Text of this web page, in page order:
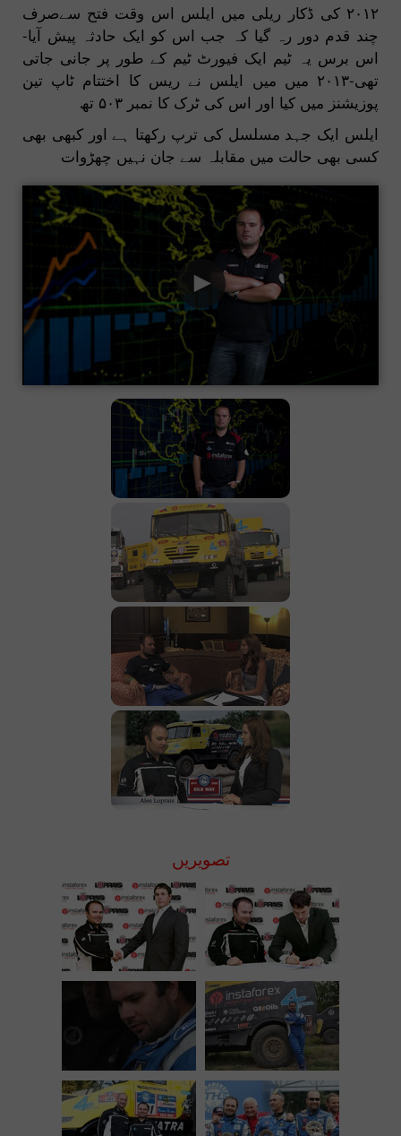
۲۰۱۲ کی ڈکار ریلی میں ایلس اس وقت فتح سےصرف
چند قدم دور رہ گیا کہ جب اس کو ایک حادثہ پیش آیا-
اس برس یہ ٹیم ایک فیورٹ ٹیم کے طور پر جانی جاتی
تھی-۲۰۱۳ میں میں ایلس نے ریس کا اختتام ٹاپ تین
پوزیشنز میں کیا اور اس کی ٹرک کا نمبر ۵۰۳ تھ
ایلس ایک جہد مسلسل کی ترپ رکھتا ہے اور کبھی بھی
کسی بھی حالت میں مقابلہ سے جان نہیں چھڑوات
تصویریں